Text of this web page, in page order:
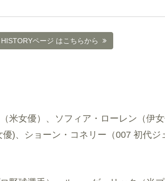
HISTORYページ はこちらから
米女優）、ソフィア・ローレン（伊
優)、ショーン・コネリー（007 初代